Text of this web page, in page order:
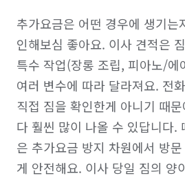
추가요금은 어떤 경우에 생기는
인해보심 좋아요. 이사 견적은
특수 작업(장롱 조립, 피아노/에
여러 변수에 따라 달라져요. 전
직접 짐을 확인한게 아니기 때
다 훨씬 많이 나올 수 있답니다.
은 추가요금 방지 차원에서 방
게 안전해요. 이사 당일 짐의 양